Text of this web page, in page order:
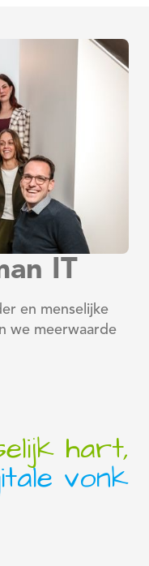
IT
en menselijke
we meerwaarde
hart,
vonk